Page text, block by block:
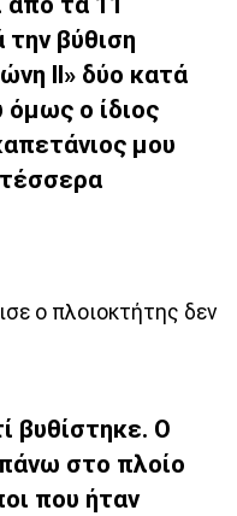
βύθιση
ΙΙ» δύο κατά
ο ίδιος
μου
ο πλοιοκτήτης δεν
βυθίστηκε. Ο
στο πλοίο
που ήταν